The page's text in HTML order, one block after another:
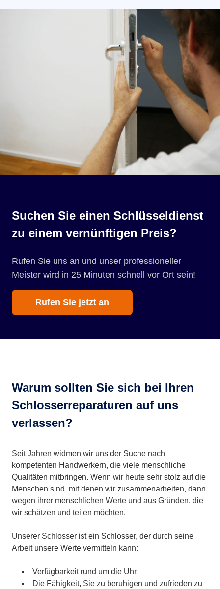
Suchen Sie einen Schlüsseldienst
zu einem vernünftigen Preis?
Rufen Sie uns an und unser professioneller
Meister wird in 25 Minuten schnell vor Ort sein!
Rufen Sie jetzt an
Warum sollten Sie sich bei Ihren
Schlosserreparaturen auf uns
verlassen?
Seit Jahren widmen wir uns der Suche nach
kompetenten Handwerkern, die viele menschliche
Qualitäten mitbringen. Wenn wir heute sehr stolz auf die
Menschen sind, mit denen wir zusammenarbeiten, dann
wegen ihrer menschlichen Werte und aus Gründen, die
wir schätzen und teilen möchten.
Unserer Schlosser ist ein Schlosser, der durch seine
Arbeit unsere Werte vermitteln kann:
Verfügbarkeit rund um die Uhr
Die Fähigkeit, Sie zu beruhigen und zufrieden zu